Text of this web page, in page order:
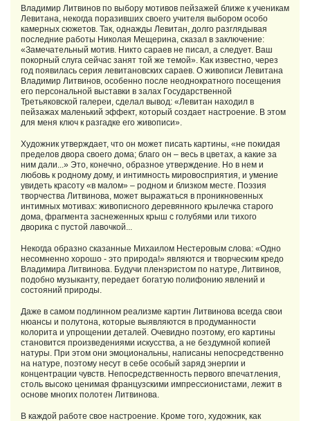
Владимир Литвинов по выбору мотивов пейзажей ближе к ученикам
Левитана, некогда поразивших своего учителя выбором особо
камерных сюжетов. Так, однажды Левитан, долго разглядывая
последние работы Николая Мещерина, сказал в заключение:
«Замечательный мотив. Никто сараев не писал, а следует. Ваш
покорный слуга сейчас занят той же темой». Как известно, через
год появилась серия левитановских сараев. О живописи Левитана
Владимир Литвинов, особенно после неоднократного посещения
его персональной выставки в залах Государственной
Третьяковской галереи, сделал вывод: «Левитан находил в
пейзажах маленький эффект, который создает настроение. В этом
для меня ключ к разгадке его живописи».
Художник утверждает, что он может писать картины, «не покидая
пределов двора своего дома; благо он – весь в цветах, а какие за
ним дали...» Это, конечно, образное утверждение. Но в нем и
любовь к родному дому, и интимность мировосприятия, и умение
увидеть красоту «в малом» – родном и близком месте. Поэзия
творчества Литвинова, может выражаться в проникновенных
интимных мотивах: живописного деревянного крылечка старого
дома, фрагмента заснеженных крыш с голубями или тихого
дворика с пустой лавочкой...
Некогда образно сказанные Михаилом Нестеровым слова: «Одно
несомненно хорошо - это природа!» являются и творческим кредо
Владимира Литвинова. Будучи пленэристом по натуре, Литвинов,
подобно музыканту, передает богатую полифонию явлений и
состояний природы.
Даже в самом подлинном реализме картин Литвинова всегда свои
нюансы и полутона, которые выявляются в продуманности
колорита и упрощении деталей. Очевидно поэтому, его картины
становится произведениями искусства, а не бездумной копией
натуры. При этом они эмоциональны, написаны непосредственно
на натуре, поэтому несут в себе особый заряд энергии и
концентрации чувств. Непосредственность первого впечатления,
столь высоко ценимая французскими импрессионистами, лежит в
основе многих полотен Литвинова.
В каждой работе свое настроение. Кроме того, художник, как